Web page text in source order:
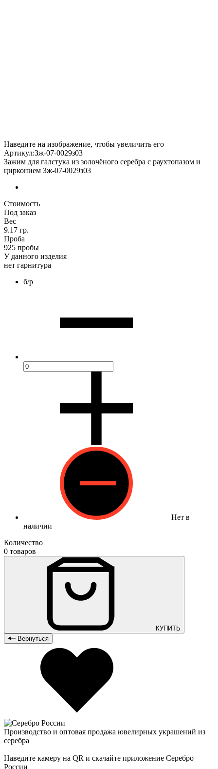
Наведите на изображение, чтобы увеличить его
Артикул:Зж-07-0029з03
Зажим для галстука из золочёного серебра с раухтопазом и
цирконием Зж-07-0029з03
Стоимость
Под заказ
Вес
9.17 гр.
Проба
925 пробы
У данного изделия
нет гарнитура
б/р
Нет в
наличии
Количество
0 товаров
КУПИТЬ
Вернуться
Производство и оптовая продажа ювелирных украшений из
серебра
Наведите камеру на QR и скачайте приложение Серебро
России